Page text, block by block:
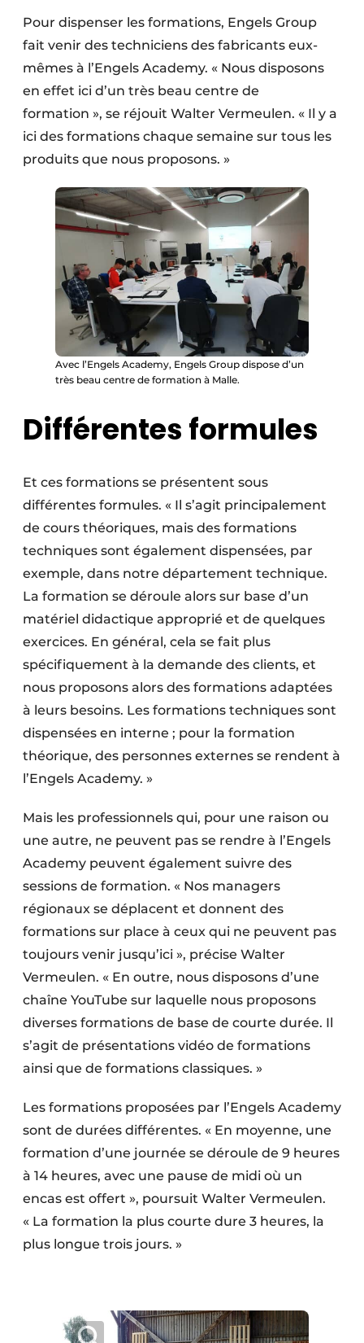
Pour dispenser les formations, Engels Group
fait venir des techniciens des fabricants eux-
mêmes à l’Engels Academy. « Nous disposons
en effet ici d’un très beau centre de
formation », se réjouit Walter Vermeulen. « Il y a
ici des formations chaque semaine sur tous les
produits que nous proposons. »
Avec l’Engels Academy, Engels Group dispose d’un
très beau centre de formation à Malle.
Différentes formules
Et ces formations se présentent sous
différentes formules. « Il s’agit principalement
de cours théoriques, mais des formations
techniques sont également dispensées, par
exemple, dans notre département technique.
La formation se déroule alors sur base d’un
matériel didactique approprié et de quelques
exercices. En général, cela se fait plus
spécifiquement à la demande des clients, et
nous proposons alors des formations adaptées
à leurs besoins. Les formations techniques sont
dispensées en interne ; pour la formation
théorique, des personnes externes se rendent à
l’Engels Academy. »
Mais les professionnels qui, pour une raison ou
une autre, ne peuvent pas se rendre à l’Engels
Academy peuvent également suivre des
sessions de formation. « Nos managers
régionaux se déplacent et donnent des
formations sur place à ceux qui ne peuvent pas
toujours venir jusqu’ici », précise Walter
Vermeulen. « En outre, nous disposons d’une
chaîne YouTube sur laquelle nous proposons
diverses formations de base de courte durée. Il
s’agit de présentations vidéo de formations
ainsi que de formations classiques. »
Les formations proposées par l’Engels Academy
sont de durées différentes. « En moyenne, une
formation d’une journée se déroule de 9 heures
à 14 heures, avec une pause de midi où un
encas est offert », poursuit Walter Vermeulen.
« La formation la plus courte dure 3 heures, la
plus longue trois jours. »